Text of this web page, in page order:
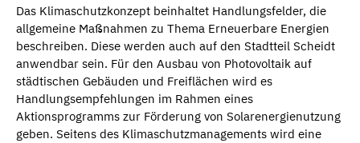
Das Klimaschutzkonzept beinhaltet Handlungsfelder, die
allgemeine Maßnahmen zu Thema Erneuerbare Energien
beschreiben. Diese werden auch auf den Stadtteil Scheidt
anwendbar sein. Für den Ausbau von Photovoltaik auf
städtischen Gebäuden und Freiflächen wird es
Handlungsempfehlungen im Rahmen eines
Aktionsprogramms zur Förderung von Solarenergienutzung
geben. Seitens des Klimaschutzmanagements wird eine